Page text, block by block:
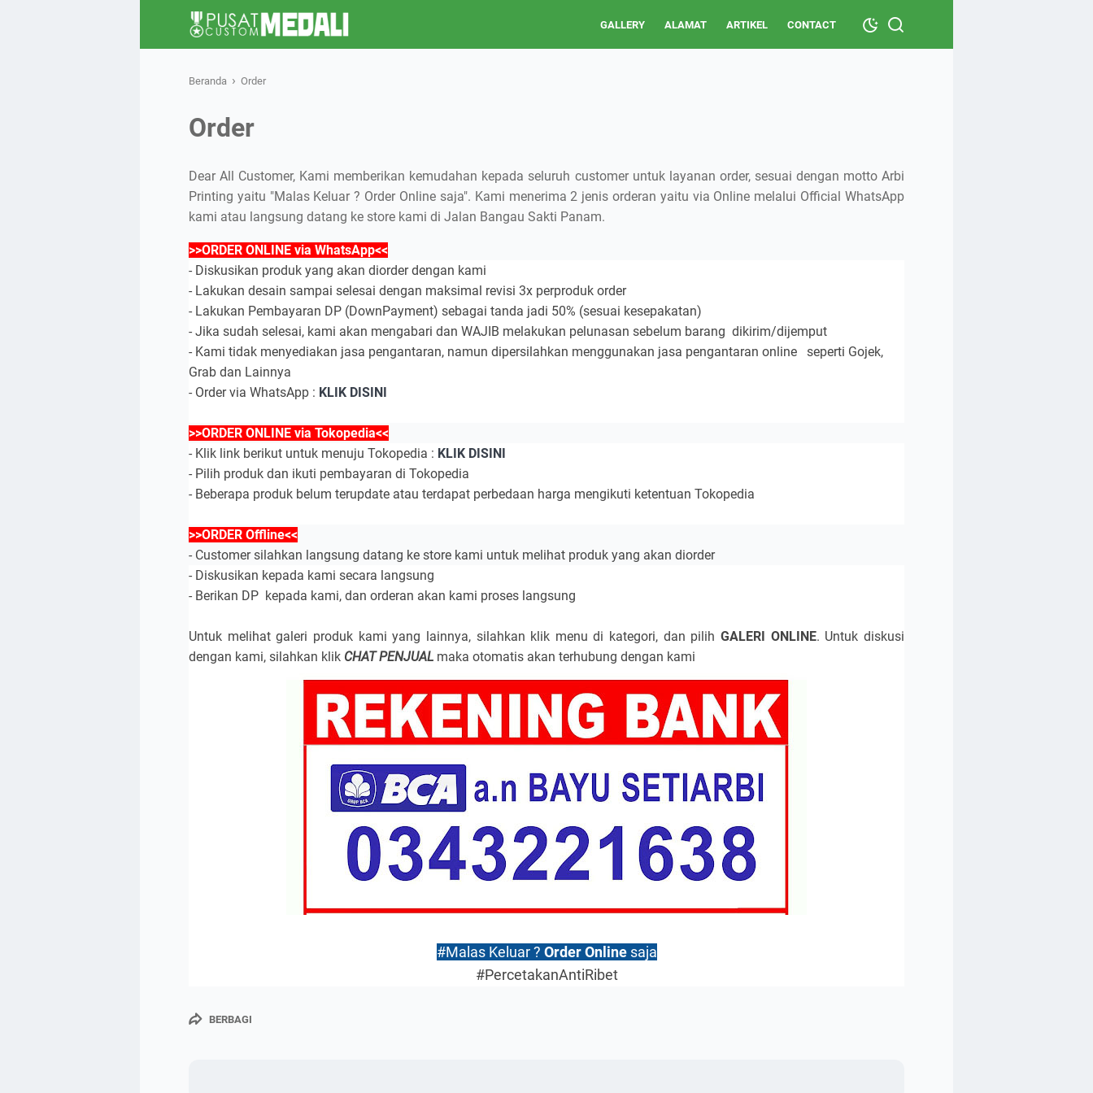
GALLERY ALAMAT ARTIKEL CONTACT
Beranda › Order
Order
Dear All Customer, Kami memberikan kemudahan kepada seluruh customer untuk layanan order, sesuai dengan motto Arbi
Printing yaitu "Malas Keluar ? Order Online saja". Kami menerima 2 jenis orderan yaitu via Online melalui Official WhatsApp
kami atau langsung datang ke store kami di Jalan Bangau Sakti Panam.
>>ORDER ONLINE via WhatsApp<<
- Diskusikan produk yang akan diorder dengan kami
- Lakukan desain sampai selesai dengan maksimal revisi 3x perproduk order
- Lakukan Pembayaran DP (DownPayment) sebagai tanda jadi 50% (sesuai kesepakatan)
- Jika sudah selesai, kami akan mengabari dan WAJIB melakukan pelunasan sebelum barang dikirim/dijemput
- Kami tidak menyediakan jasa pengantaran, namun dipersilahkan menggunakan jasa pengantaran online seperti Gojek,
Grab dan Lainnya
- Order via WhatsApp : KLIK DISINI
>>ORDER ONLINE via Tokopedia<<
- Klik link berikut untuk menuju Tokopedia : KLIK DISINI
- Pilih produk dan ikuti pembayaran di Tokopedia
- Beberapa produk belum terupdate atau terdapat perbedaan harga mengikuti ketentuan Tokopedia
>>ORDER Offline<<
- Customer silahkan langsung datang ke store kami untuk melihat produk yang akan diorder
- Diskusikan kepada kami secara langsung
- Berikan DP kepada kami, dan orderan akan kami proses langsung
Untuk melihat galeri produk kami yang lainnya, silahkan klik menu di kategori, dan pilihGALERI ONLINE. Untuk diskusi
dengan kami, silahkan klik CHAT PENJUAL maka otomatis akan terhubung dengan kami
#Malas Keluar ? Order Onlinesaja
#PercetakanAntiRibet
BERBAGI